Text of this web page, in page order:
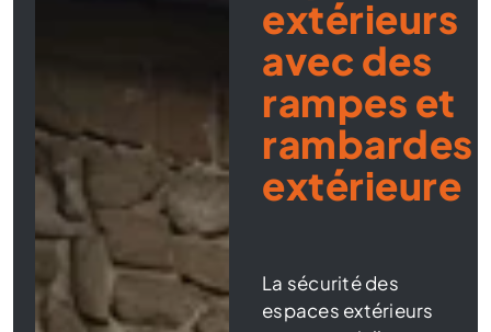
extérieurs
avec des
rampes et
rambardes
extérieure
La sécurité des
espaces extérieurs